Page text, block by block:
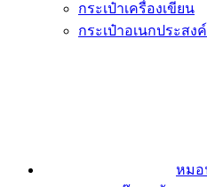
กระเป๋าเครื่องเขียน
กระเป๋าอเนกประสงค์
หมอ